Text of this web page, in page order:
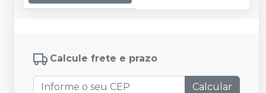
Calcule frete e prazo
Calcular